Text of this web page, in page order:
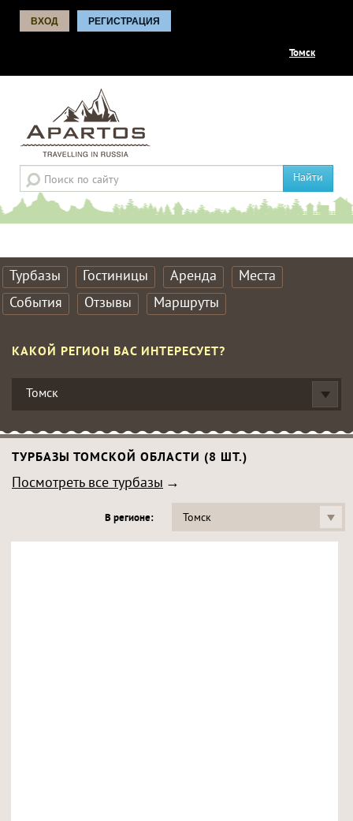
ВХОД РЕГИСТРАЦИЯ
Томск
Найти
Турбазы Гостиницы Аренда
Места
События
Отзывы Маршруты
КАКОЙ РЕГИОН ВАС ИНТЕРЕСУЕТ?
Томск
ТУРБАЗЫ ТОМСКОЙ ОБЛАСТИ (8 ШТ.)
Посмотреть все турбазы
В регионе: Томск